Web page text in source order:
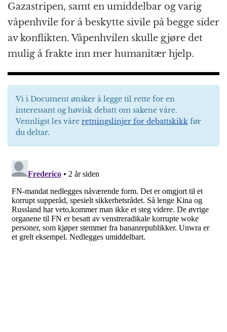
Gazastripen, samt en umiddelbar og varig
våpenhvile for å beskytte sivile på begge sider
av konflikten. Våpenhvilen skulle gjøre det
mulig å frakte inn mer humanitær hjelp.
Vi i Document ønsker å legge til rette for en
interessant og høvisk debatt om sakene våre.
Vennligst les våre retningslinjer for debattskikk før
du deltar.